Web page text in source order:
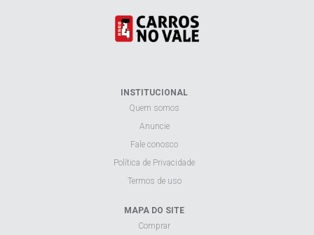
INSTITUCIONAL
Quem somos
Anuncie
Fale conosco
Política de Privacidade
Termos de uso
MAPA DO SITE
Comprar